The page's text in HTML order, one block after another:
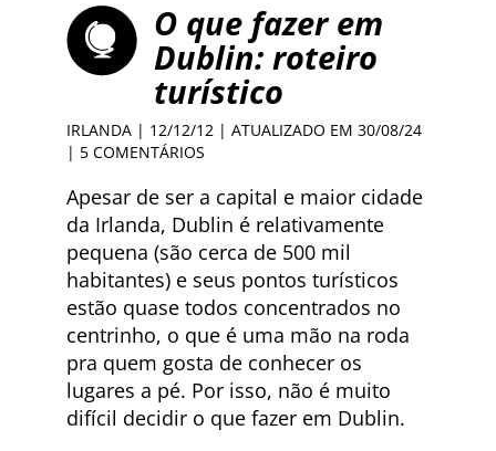
O que fazer em
Dublin: roteiro
turístico
IRLANDA | 12/12/12 | ATUALIZADO EM 30/08/24
| 5 COMENTÁRIOS
Apesar de ser a capital e maior cidade
da Irlanda, Dublin é relativamente
pequena (são cerca de 500 mil
habitantes) e seus pontos turísticos
estão quase todos concentrados no
centrinho, o que é uma mão na roda
pra quem gosta de conhecer os
lugares a pé. Por isso, não é muito
difícil decidir o que fazer em Dublin.